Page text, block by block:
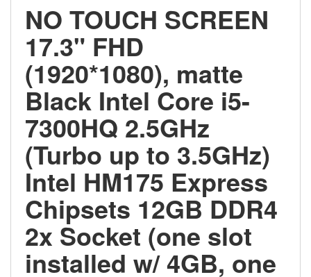
NO TOUCH SCREEN
17.3" FHD
(1920*1080), matte
Black Intel Core i5-
7300HQ 2.5GHz
(Turbo up to 3.5GHz)
Intel HM175 Express
Chipsets 12GB DDR4
2x Socket (one slot
installed w/ 4GB, one